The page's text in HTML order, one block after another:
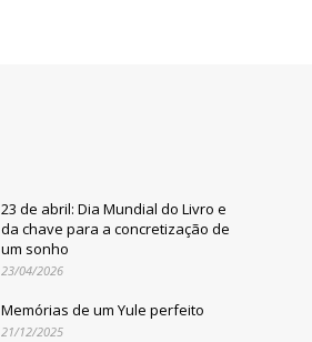
23 de abril: Dia Mundial do Livro e
da chave para a concretização de
um sonho
23/04/2026
Memórias de um Yule perfeito
21/12/2025